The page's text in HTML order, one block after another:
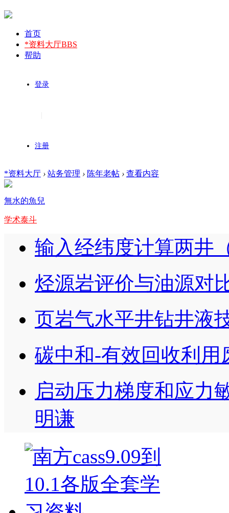
首页
*资料大厅BBS
帮助
登录
注册
*资料大厅 › 站务管理 › 陈年老帖 › 查看内容
無水的魚兒
学术泰斗
输入经纬度计算两井
烃源岩评价与油源对
页岩气水平井钻井液
碳中和-有效回收利
启动压力梯度和应力
明谦